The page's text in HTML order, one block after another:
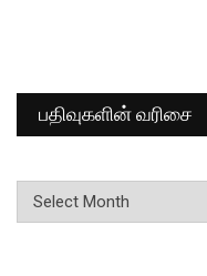
பதிவுகளின் வரிசை
பதிவுகளின்
வரிசை